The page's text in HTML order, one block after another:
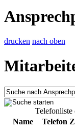
drucken nach oben
Telefonliste
Name
Telefon